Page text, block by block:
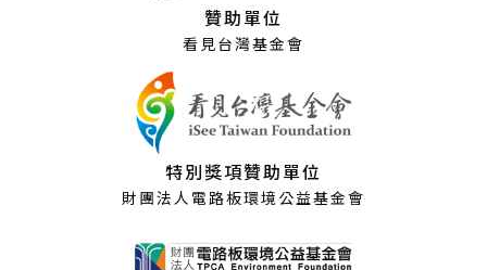
贊助單位
看見台灣基金會
特別獎項贊助單位
財團法人電路板環境公益基金會